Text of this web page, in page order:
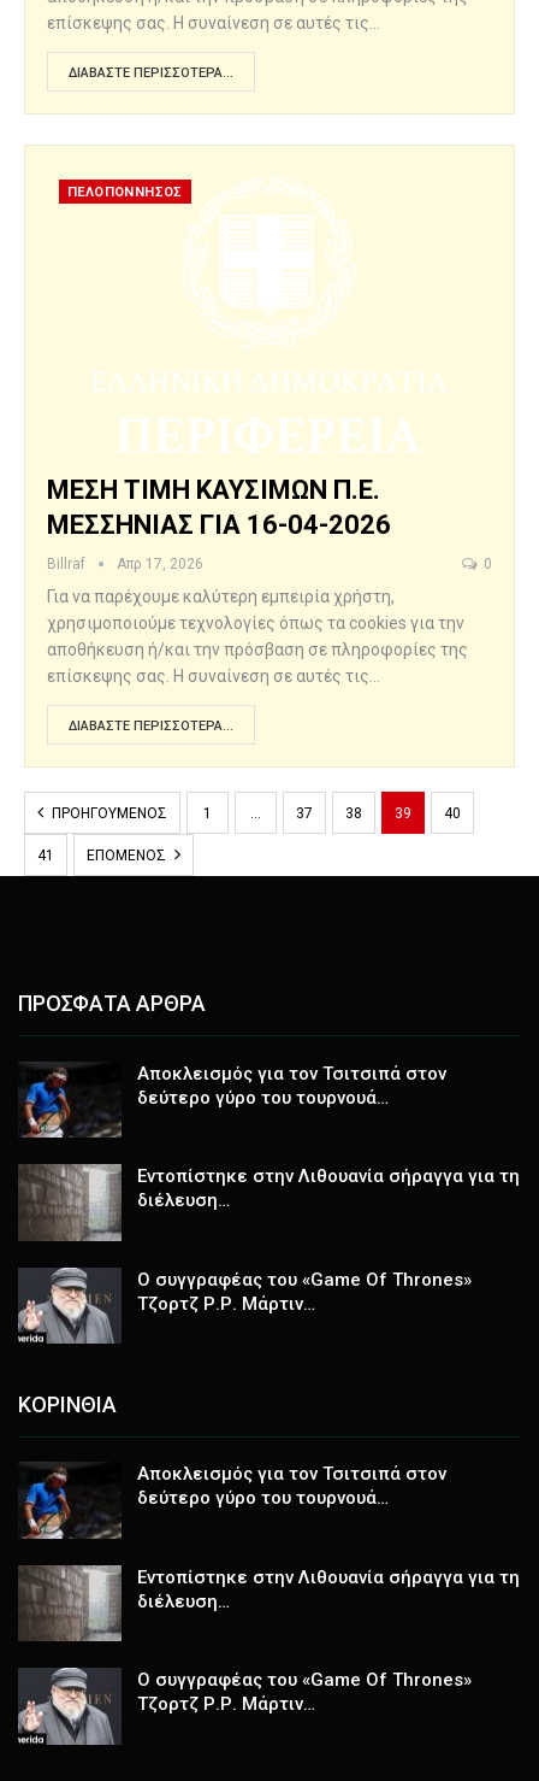
επίσκεψης σας. Η συναίνεση σε αυτές τις…
ΔΙΑΒΆΣΤΕ ΠΕΡΙΣΣΌΤΕΡΑ...
ΠΕΛΟΠΟΝΝΗΣΟΣ
ΜΕΣΗ ΤΙΜΗ ΚΑΥΣΙΜΩΝ Π.Ε.
ΜΕΣΣΗΝΙΑΣ ΓΙΑ 16-04-2026
Billraf Απρ 17, 2026 0
Για να παρέχουμε καλύτερη εμπειρία χρήστη,
χρησιμοποιούμε τεχνολογίες όπως τα cookies για την
αποθήκευση ή/και την πρόσβαση σε πληροφορίες της
επίσκεψης σας. Η συναίνεση σε αυτές τις…
ΔΙΑΒΆΣΤΕ ΠΕΡΙΣΣΌΤΕΡΑ...
ΠΡΟΗΓΟΎΜΕΝΟΣ 1 … 37 38 39 40
41 ΕΠΌΜΕΝΟΣ
ΠΡΟΣΦΑΤΑ ΑΡΘΡΑ
Αποκλεισμός για τον Τσιτσιπά στον
δεύτερο γύρο του τουρνουά…
Εντοπίστηκε στην Λιθουανία σήραγγα για τη
διέλευση…
Ο συγγραφέας του «Game Of Thrones»
Τζορτζ Ρ.Ρ. Μάρτιν…
ΚΟΡΙΝΘΙΑ
Αποκλεισμός για τον Τσιτσιπά στον
δεύτερο γύρο του τουρνουά…
Εντοπίστηκε στην Λιθουανία σήραγγα για τη
διέλευση…
Ο συγγραφέας του «Game Of Thrones»
Τζορτζ Ρ.Ρ. Μάρτιν…